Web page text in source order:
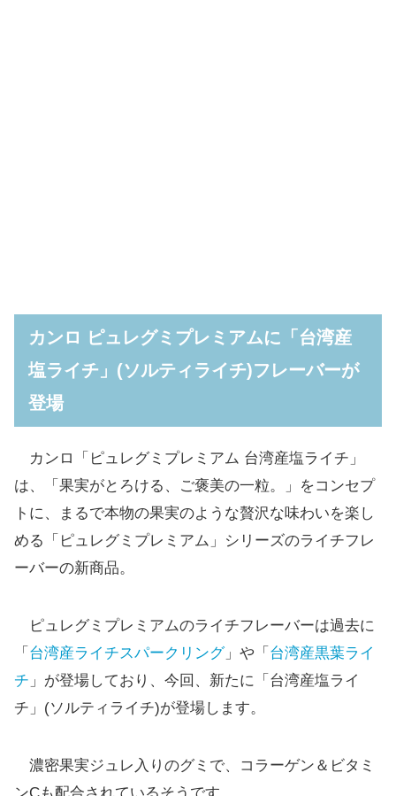
カンロ ピュレグミプレミアムに「台湾産
塩ライチ」(ソルティライチ)フレーバーが
登場
カンロ「ピュレグミプレミアム 台湾産塩ライチ」
は、「果実がとろける、ご褒美の一粒。」をコンセプ
トに、まるで本物の果実のような贅沢な味わいを楽し
める「ピュレグミプレミアム」シリーズのライチフレ
ーバーの新商品。
ピュレグミプレミアムのライチフレーバーは過去に
「 台湾産ライチスパークリング」や「 台湾産黒葉ライ
チ 」が登場しており、今回、新たに「台湾産塩ライ
チ」(ソルティライチ)が登場します。
濃密果実ジュレ入りのグミで、コラーゲン＆ビタミ